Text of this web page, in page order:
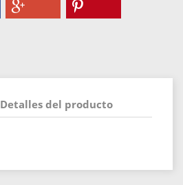
Detalles del producto